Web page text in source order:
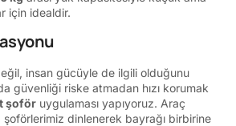
için idealdir.
insan gücüyle de ilgili olduğunu
güvenliği riske atmadan hızı korumak
şoför uygulaması yapıyoruz. Araç
şoförlerimiz dinlenerek bayrağı birbirine